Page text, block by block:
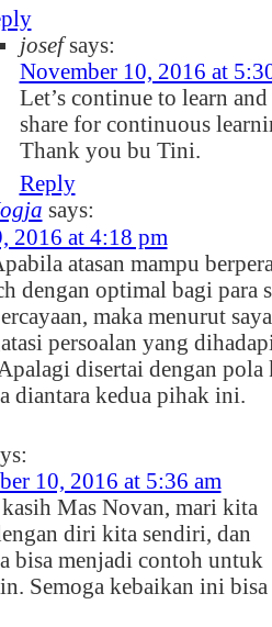
josef says:
November 10, 2016 at
Let’s continue to learn and
share for continuous
Thank you bu Tini.
Reply
says:
2016 at 4:18 pm
atasan mampu
dengan optimal bagi para
maka menurut
persoalan yang
disertai dengan
diantara kedua pihak ini.
10, 2016 at 5:36 am
Mas Novan, mari kita
diri kita sendiri, dan
bisa menjadi contoh untuk
Semoga kebaikan ini bisa